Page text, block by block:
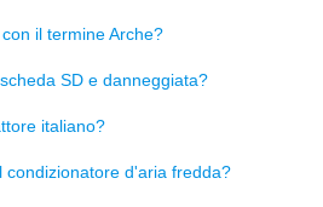
il termine Arche?
SD e danneggiata?
italiano?
condizionatore d'aria fredda?